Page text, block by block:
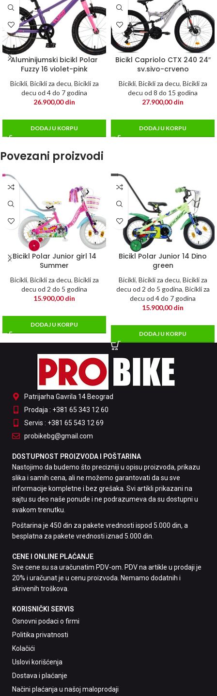
Aluminijumski bicikl Polar
Fuzzy 16 violet-pink
Bicikli, Bicikli za decu, Bicikli za
decu od 4 do 7 godina
26.900,00din
DODAJ U KORPU
Bicikl Capriolo CTX 240 24″
sv.sivo-crveno
Bicikli, Bicikli za decu, Bicikli za
decu od 8 do 15 godina
27.900,00din
DODAJ U KORPU
Povezani proizvodi
Bicikl Polar Junior girl 14
Summer
Bicikli, Bicikli za decu, Bicikli za
decu od 2 do 5 godina
15.900,00din
DODAJ U KORPU
Bicikl Polar Junior 14 Dino
green
Bicikli, Bicikli za decu, Bicikli za
decu od 2 do 5 godina, Bicikli za
decu od 4 do 7 godina
15.900,00din
DODAJ U KORPU
Patrijarha Gavrila 14 Beograd
Prodaja : +381 65 343 12 60
Servis : +381 65 543 12 69
probikebg@gmail.com
DOSTUPNOST PROIZVODA I POŠTARINA
Nastojimo da budemo što precizniji u opisu proizvoda, prikazu
slika i samih cena, ali ne možemo garantovati da su sve
informacije kompletne i bez grešaka. Svi artikli prikazani na
sajtu su deo naše ponude i ne podrazumeva da su dostupni u
svakom trenutku.
Poštarina je 450 din za pakete vrednosti ispod 5.000 din, a
besplatna za pakete vrednosti iznad 5.000 din.
CENE I ONLINE PLAĆANJE
Sve cene su sa uračunatim PDV-om. PDV na artikle u prodaji je
20% i uračunat je u cenu proizvoda. Nemamo dodatnih i
skrivenih troškova.
KORISNIČKI SERVIS
Osnovni podaci o firmi
Politika privatnosti
Kolačići
Uslovi korišćenja
Dostava i plaćanje
Načini plaćanja u našoj maloprodaji